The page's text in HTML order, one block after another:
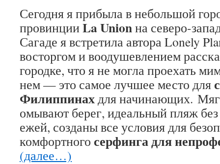
Сегодня я прибыла в небольшой
провинцииLa Unionна северо-
Сагаде я встретила автора Lonely
восторгом и воодушевлением
городке, что я не могла проехать
нем — это самое лучшее место для
Филиппинахдля начинающих.
омывают берег, идеальный пляж
ежей, созданы все условия для
комфортного серфинга для
(далее…)